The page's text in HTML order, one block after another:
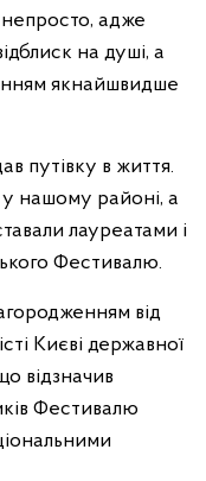
адже
на душі, а
якнайшвидше
путівку в життя.
нашому районі, а
лауреатами і
Фестивалю.
від
Києві державної
відзначив
Фестивалю